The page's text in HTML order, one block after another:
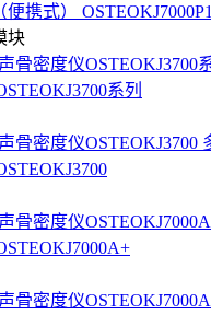
携式） OSTEOKJ7000P1
块
系列